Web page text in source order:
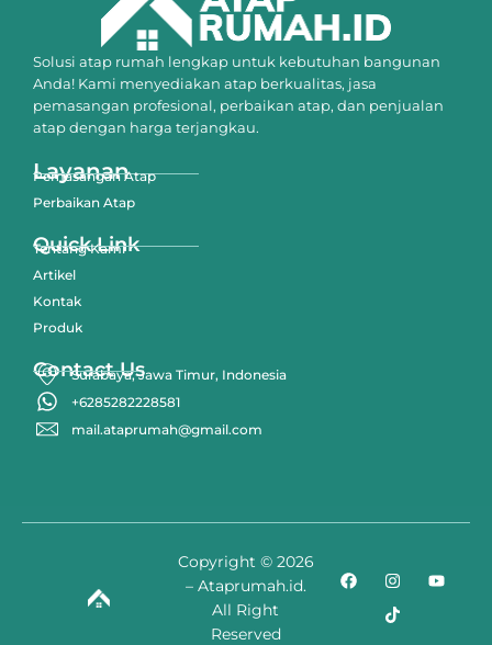
Solusi atap rumah lengkap untuk kebutuhan bangunan
Anda! Kami menyediakan atap berkualitas, jasa
pemasangan profesional, perbaikan atap, dan penjualan
atap dengan harga terjangkau.
Layanan
Pemasangan Atap
Perbaikan Atap
Quick Link
Tentang Kami
Artikel
Kontak
Produk
Contact Us
Surabaya, Jawa Timur, Indonesia
+6285282228581
mail.ataprumah@gmail.com
Copyright © 2026
– Ataprumah.id.
All Right
Reserved